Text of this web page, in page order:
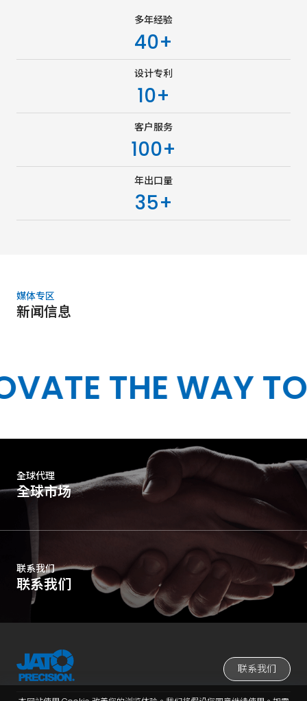
多年经验
40+
设计专利
10+
客户服务
100+
年出口量
35+
媒体专区
新闻信息
THE WAY
全球代理
全球市场
联系我们
联系我们
联系我们